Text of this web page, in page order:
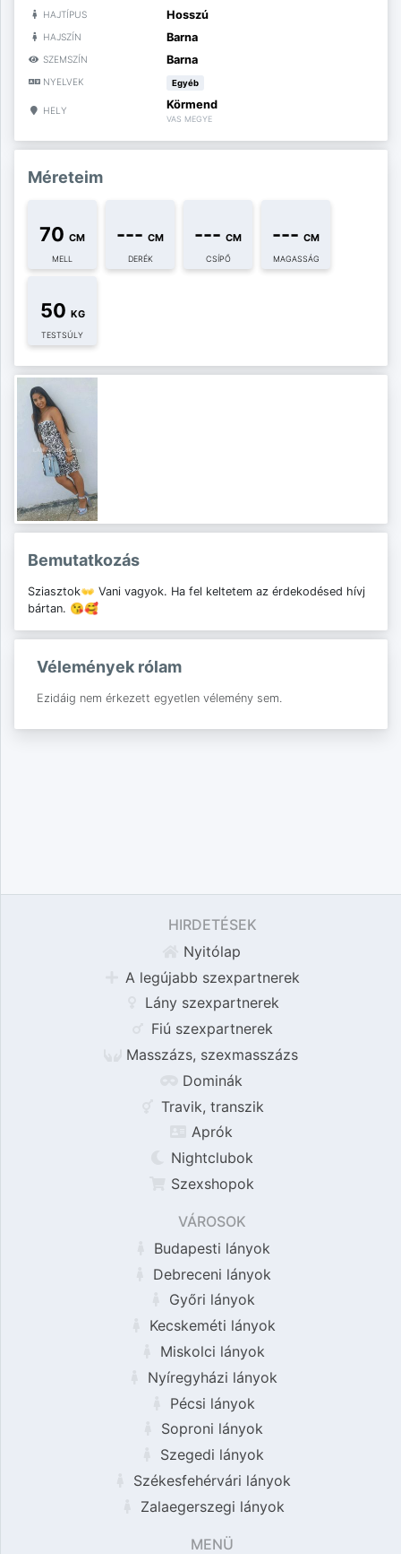
HAJTÍPUS Hosszú
HAJSZÍN Barna
SZEMSZÍN Barna
NYELVEK Egyéb
HELY Körmend
VAS MEGYE
Méreteim
70 CM
MELL
--- CM
DERÉK
--- CM
CSÍPŐ
--- CM
MAGASSÁG
50 KG
TESTSÚLY
Bemutatkozás
Sziasztok👐 Vani vagyok. Ha fel keltetem az érdekodésed hívj
bártan. 😘🥰
Vélemények rólam
Ezidáig nem érkezett egyetlen vélemény sem.
HIRDETÉSEK
Nyitólap
A legújabb szexpartnerek
Lány szexpartnerek
Fiú szexpartnerek
Masszázs, szexmasszázs
Dominák
Travik, transzik
Aprók
Nightclubok
Szexshopok
VÁROSOK
Budapesti lányok
Debreceni lányok
Győri lányok
Kecskeméti lányok
Miskolci lányok
Nyíregyházi lányok
Pécsi lányok
Soproni lányok
Szegedi lányok
Székesfehérvári lányok
Zalaegerszegi lányok
MENÜ